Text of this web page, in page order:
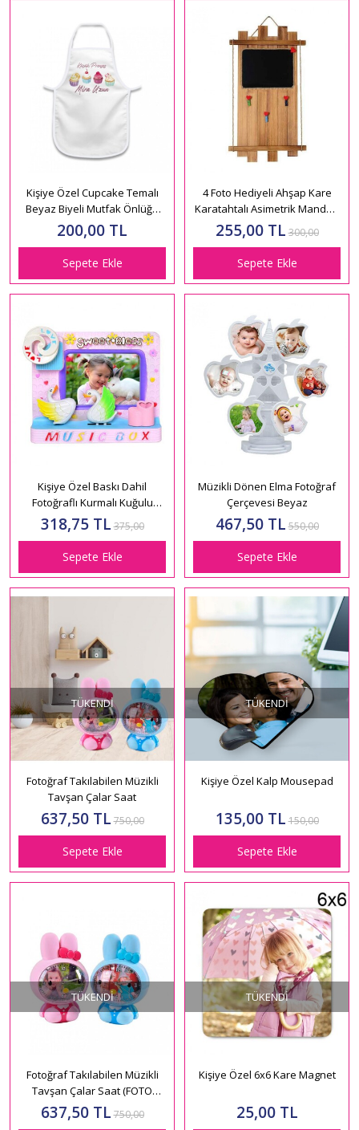
Kişiye Özel Cupcake Temalı
Beyaz Biyeli Mutfak Önlüğü
HK2194
200,00 TL
Sepete Ekle
4 Foto Hediyeli Ahşap Kare
Karatahtalı Asimetrik Mandallı
Çerçeve 23x54
255,00 TL 300,00
Sepete Ekle
Kişiye Özel Baskı Dahil
Fotoğraflı Kurmalı Kuğulu
Müzik Kutusu
318,75 TL 375,00
Sepete Ekle
Müzikli Dönen Elma Fotoğraf
Çerçevesi Beyaz
467,50 TL 550,00
Sepete Ekle
TÜKENDI
Fotoğraf Takılabilen Müzikli
Tavşan Çalar Saat
637,50 TL 750,00
Sepete Ekle
TÜKENDI
Kişiye Özel Kalp Mousepad
135,00 TL 150,00
Sepete Ekle
TÜKENDI
Fotoğraf Takılabilen Müzikli
Tavşan Çalar Saat (FOTO
BASKILI)
637,50 TL 750,00
TÜKENDI
Kişiye Özel 6x6 Kare Magnet
25,00 TL